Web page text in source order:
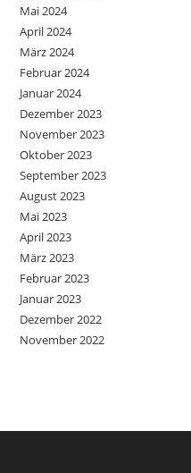
Mai 2024
April 2024
März 2024
Februar 2024
Januar 2024
Dezember 2023
November 2023
Oktober 2023
September 2023
August 2023
Mai 2023
April 2023
März 2023
Februar 2023
Januar 2023
Dezember 2022
November 2022